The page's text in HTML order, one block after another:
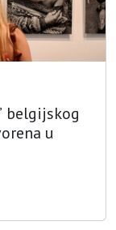
belgijskog
u